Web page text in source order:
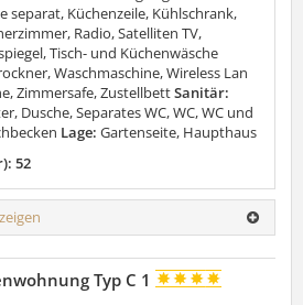
separat, Küchenzeile, Kühlschrank,
Radio, Satelliten TV,
Tisch- und Küchenwäsche
Waschmaschine, Wireless Lan
Zimmersafe, ZustellbettSanitär:
Dusche, Separates WC, WC, WC und
Lage: Gartenseite, Haupthaus
52
Typ C 1